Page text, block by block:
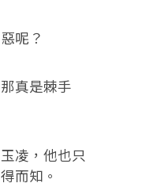
呢？
真是棘手
凌，他也只
而知。